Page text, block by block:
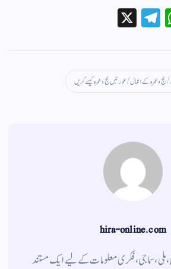
W
ha
A
pp
Te
le
a
m
/ حج و عمرہ کے اعمال/ عورتیں حج و عمرہ کیسے کریں
hira-online.com
ملی ، سماجی ، فکری معلومات کے لیے ایک مستند